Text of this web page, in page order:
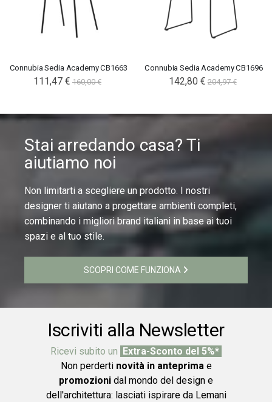
Connubia Sedia Academy CB1663
111,47 € 160,00 €
Connubia Sedia Academy CB1696
142,80 € 204,97 €
Stai arredando casa? Ti
aiutiamo noi
Non limitarti a scegliere un prodotto. I nostri
designer ti aiutano a progettare ambienti completi,
combinando i migliori brand italiani in base ai tuoi
spazi e al tuo stile.
SCOPRI COME FUNZIONA
Iscriviti alla Newsletter
Ricevi subito un
Extra-Sconto del 5%*
Non perderti novità in anteprimae
promozioni dal mondo del design e
dell'architettura: lasciati ispirare da Lemani